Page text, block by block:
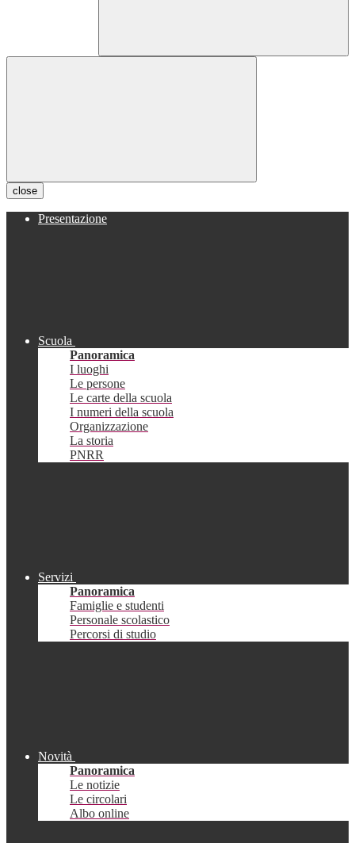
close
Presentazione
Scuola
Panoramica
I luoghi
Le persone
Le carte della scuola
I numeri della scuola
Organizzazione
La storia
PNRR
Servizi
Panoramica
Famiglie e studenti
Personale scolastico
Percorsi di studio
Novità
Panoramica
Le notizie
Le circolari
Albo online